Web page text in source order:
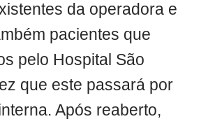
da operadora e
pacientes que
pelo Hospital São
que este passará por
Após reaberto,